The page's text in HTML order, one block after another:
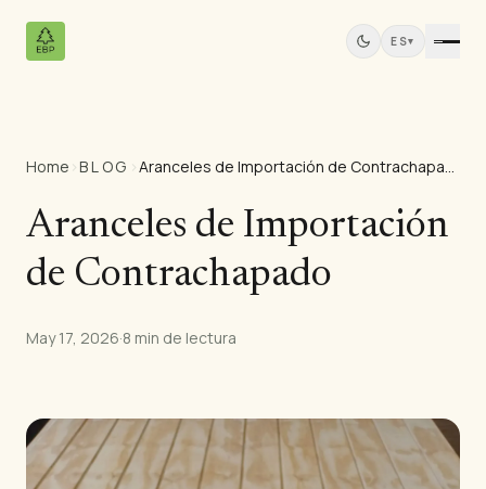
ES▾
Productos
Todos los Productos
Paneles de Madera Maciza
Madera Aserrada
Molduras
Paneles de Teca
Home ›BLOG › Aranceles de Importación de Contrachapado
Aranceles de Importación
de Contrachapado
May 17, 2026·8 min de lectura